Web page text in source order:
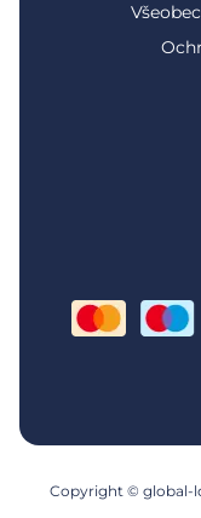
Copyright © global-